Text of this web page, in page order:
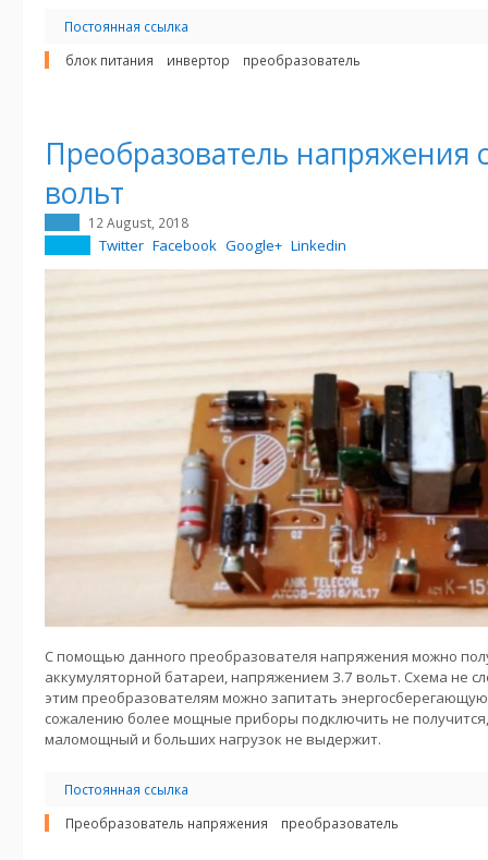
Постоянная ссылка
блок питания
инвертор преобразователь
Преобразователь напряжения
вольт
12 August, 2018
Twitter Facebook Google+ Linkedin
С помощью данного преобразователя напряжения можно
аккумуляторной батареи, напряжением 3.7 вольт. Схема не
этим преобразователям можно запитать
сожалению более мощные приборы подключить не
маломощный и больших нагрузок не выдержит.
Постоянная ссылка
Преобразователь напряжения
преобразователь